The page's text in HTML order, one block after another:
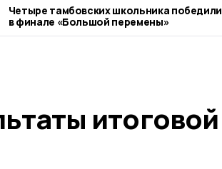
Четыре тамбовских школьника победили
в финале «Большой перемены»
итоговой